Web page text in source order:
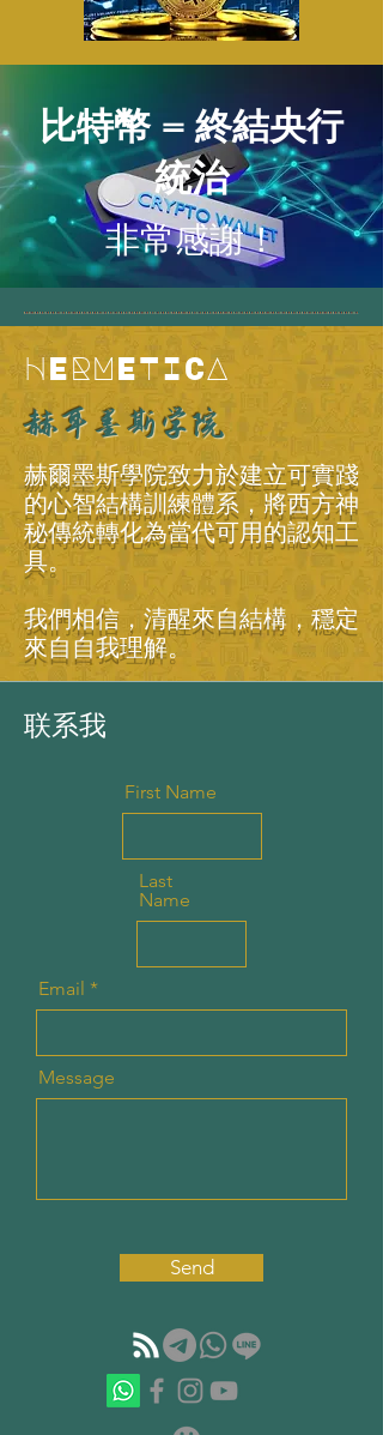
比特幣 = 終結央行
統治
非常感謝！
HERMETICA
赫耳墨斯学院
赫爾墨斯學院致力於建立可實踐
的心智結構訓練體系，將西方神
秘傳統轉化為當代可用的認知工
具。
我們相信，清醒來自結構，穩定
來自自我理解。
联系我
First Name
Last
Name
Email
Message
Send